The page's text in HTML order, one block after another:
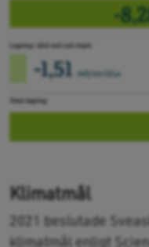
Klimatmål
2021 beslutade
klimatmål enligt